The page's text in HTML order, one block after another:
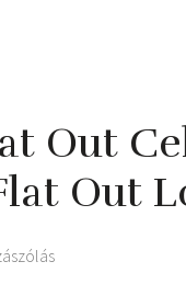
Out
Out